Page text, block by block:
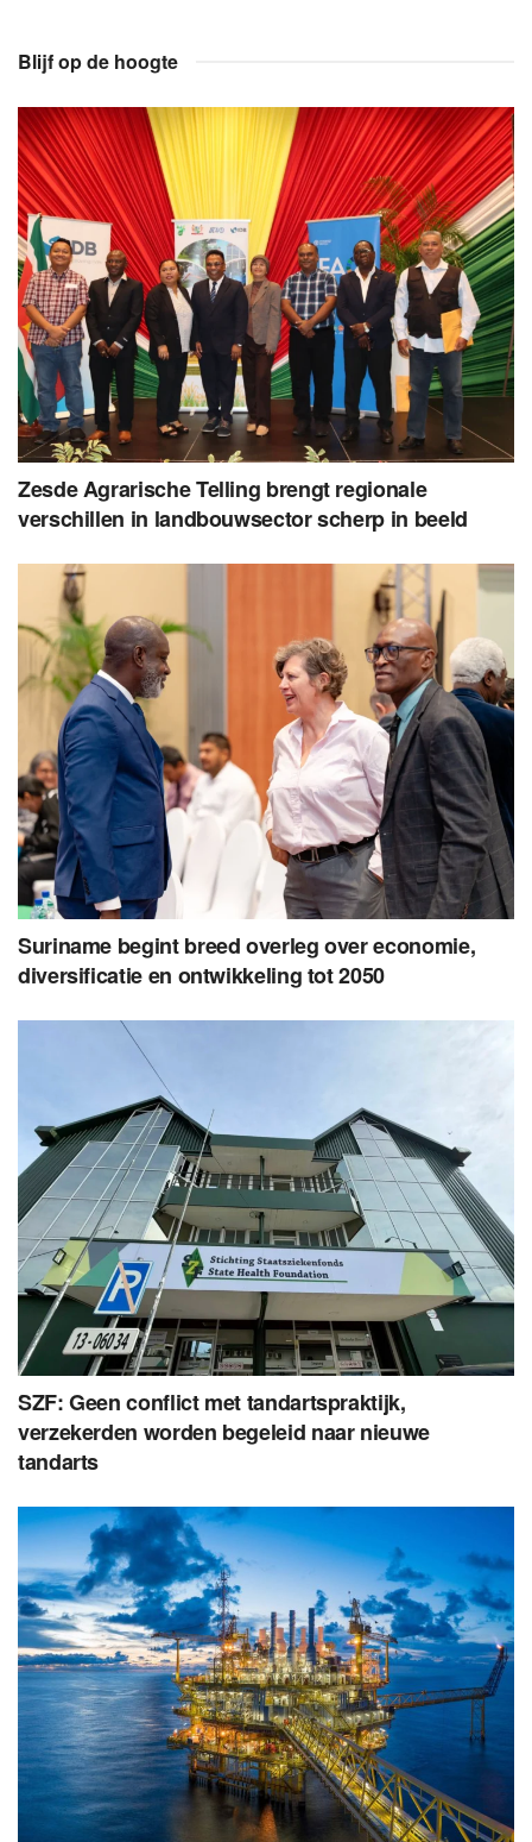
Blijf op de hoogte
Zesde Agrarische Telling brengt regionale
verschillen in landbouwsector scherp in beeld
Suriname begint breed overleg over economie,
diversificatie en ontwikkeling tot 2050
SZF: Geen conflict met tandartspraktijk,
verzekerden worden begeleid naar nieuwe
tandarts